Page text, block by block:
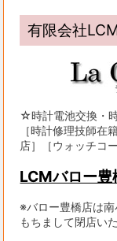
有限会社
☆時計電池交換・
［時計修理技師在
店］［ウォッチコ
LCMバロー豊
※バロー豊橋店は
もちまして閉店い